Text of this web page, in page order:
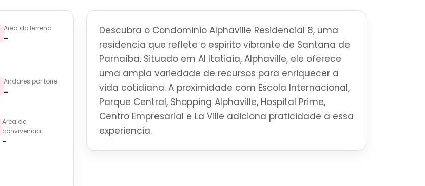
Area do terreno
-
Andares por torre
-
Area de
convivencia
-
Descubra o Condominio Alphaville Residencial 8, uma
residencia que reflete o espirito vibrante de Santana de
Parnaíba. Situado em Al Itatiaia, Alphaville, ele oferece
uma ampla variedade de recursos para enriquecer a
vida cotidiana. A proximidade com Escola Internacional,
Parque Central, Shopping Alphaville, Hospital Prime,
Centro Empresarial e La Ville adiciona praticidade a essa
experiencia.